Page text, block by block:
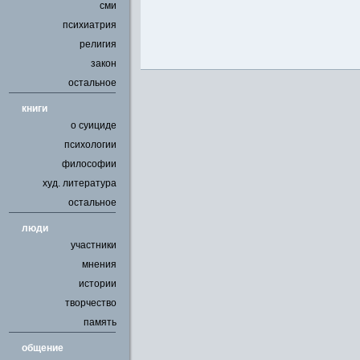
сми
психиатрия
религия
закон
остальное
книги
о суициде
психологии
философии
худ. литература
остальное
люди
участники
мнения
истории
творчество
память
общение